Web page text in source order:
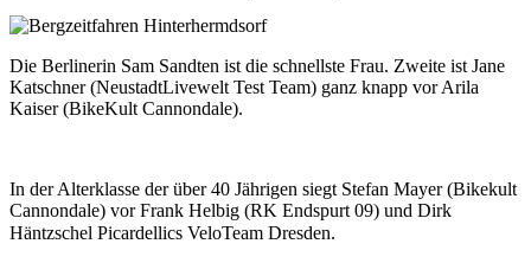
Die Berlinerin Sam Sandten ist die schnellste Frau. Zweite ist Jane
Katschner (NeustadtLivewelt Test Team) ganz knapp vor Arila
Kaiser (BikeKult Cannondale).
In der Alterklasse der über 40 Jährigen siegt Stefan Mayer (Bikekult
Cannondale) vor Frank Helbig (RK Endspurt 09) und Dirk
Häntzschel Picardellics VeloTeam Dresden.